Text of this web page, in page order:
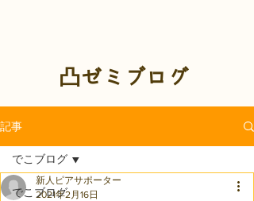
凸ゼミブログ
記事
でこブログ
でこブログ
新人ピアサポーター
2021年2月16日